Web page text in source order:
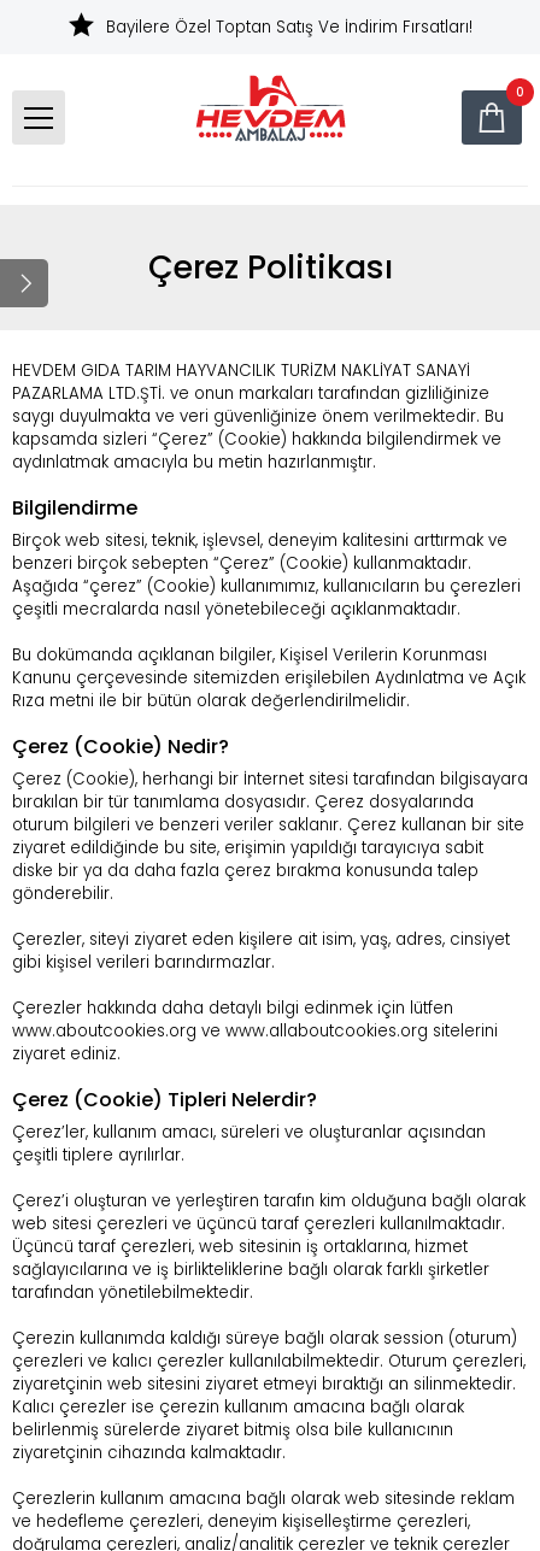
Bayilere Özel Toptan Satış Ve İndirim Fırsatları!
0
Çerez Politikası
HEVDEM GIDA TARIM HAYVANCILIK TURİZM NAKLİYAT SANAYİ
PAZARLAMA LTD.ŞTİ. ve onun markaları tarafından gizliliğinize
saygı duyulmakta ve veri güvenliğinize önem verilmektedir. Bu
kapsamda sizleri “Çerez” (Cookie) hakkında bilgilendirmek ve
aydınlatmak amacıyla bu metin hazırlanmıştır.
Bilgilendirme
Birçok web sitesi, teknik, işlevsel, deneyim kalitesini arttırmak ve
benzeri birçok sebepten “Çerez” (Cookie) kullanmaktadır.
Aşağıda “çerez” (Cookie) kullanımımız, kullanıcıların bu çerezleri
çeşitli mecralarda nasıl yönetebileceği açıklanmaktadır.
Bu dokümanda açıklanan bilgiler, Kişisel Verilerin Korunması
Kanunu çerçevesinde sitemizden erişilebilen Aydınlatma ve Açık
Rıza metni ile bir bütün olarak değerlendirilmelidir.
Çerez (Cookie) Nedir?
Çerez (Cookie), herhangi bir İnternet sitesi tarafından bilgisayara
bırakılan bir tür tanımlama dosyasıdır. Çerez dosyalarında
oturum bilgileri ve benzeri veriler saklanır. Çerez kullanan bir site
ziyaret edildiğinde bu site, erişimin yapıldığı tarayıcıya sabit
diske bir ya da daha fazla çerez bırakma konusunda talep
gönderebilir.
Çerezler, siteyi ziyaret eden kişilere ait isim, yaş, adres, cinsiyet
gibi kişisel verileri barındırmazlar.
Çerezler hakkında daha detaylı bilgi edinmek için lütfen
www.aboutcookies.org ve www.allaboutcookies.org sitelerini
ziyaret ediniz.
Çerez (Cookie) Tipleri Nelerdir?
Çerez’ler, kullanım amacı, süreleri ve oluşturanlar açısından
çeşitli tiplere ayrılırlar.
Çerez’i oluşturan ve yerleştiren tarafın kim olduğuna bağlı olarak
web sitesi çerezleri ve üçüncü taraf çerezleri kullanılmaktadır.
Üçüncü taraf çerezleri, web sitesinin iş ortaklarına, hizmet
sağlayıcılarına ve iş birlikteliklerine bağlı olarak farklı şirketler
tarafından yönetilebilmektedir.
Çerezin kullanımda kaldığı süreye bağlı olarak session (oturum)
çerezleri ve kalıcı çerezler kullanılabilmektedir. Oturum çerezleri,
ziyaretçinin web sitesini ziyaret etmeyi bıraktığı an silinmektedir.
Kalıcı çerezler ise çerezin kullanım amacına bağlı olarak
belirlenmiş sürelerde ziyaret bitmiş olsa bile kullanıcının
ziyaretçinin cihazında kalmaktadır.
Çerezlerin kullanım amacına bağlı olarak web sitesinde reklam
ve hedefleme çerezleri, deneyim kişiselleştirme çerezleri,
doğrulama çerezleri, analiz/analitik çerezler ve teknik çerezler